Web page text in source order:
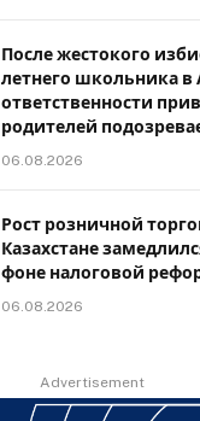
После жестокого
летнего школьника в
ответственности
родителей
06.08.2026
Рост розничной
Казахстане
фоне налоговой
06.08.2026
Advertisement